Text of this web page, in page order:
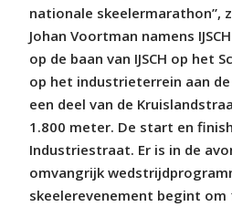
nationale skeelermarathon”,
Johan Voortman namens
op de baan van IJSCH op het
op het industrieterrein aan
een deel van de
1.800 meter. De start en
Industriestraat. Er is in de
omvangrijk
skeelerevenement begint om